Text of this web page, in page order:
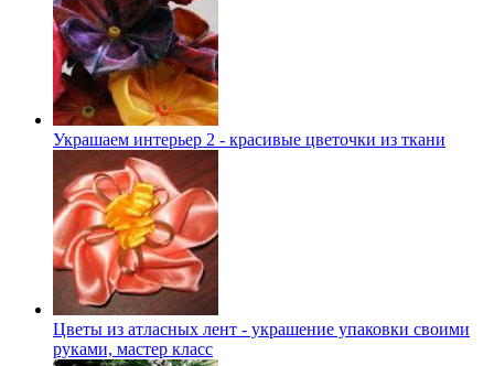
Украшаем интерьер 2 - красивые цветочки из ткани
Цветы из атласных лент - украшение упаковки своими
руками, мастер класс